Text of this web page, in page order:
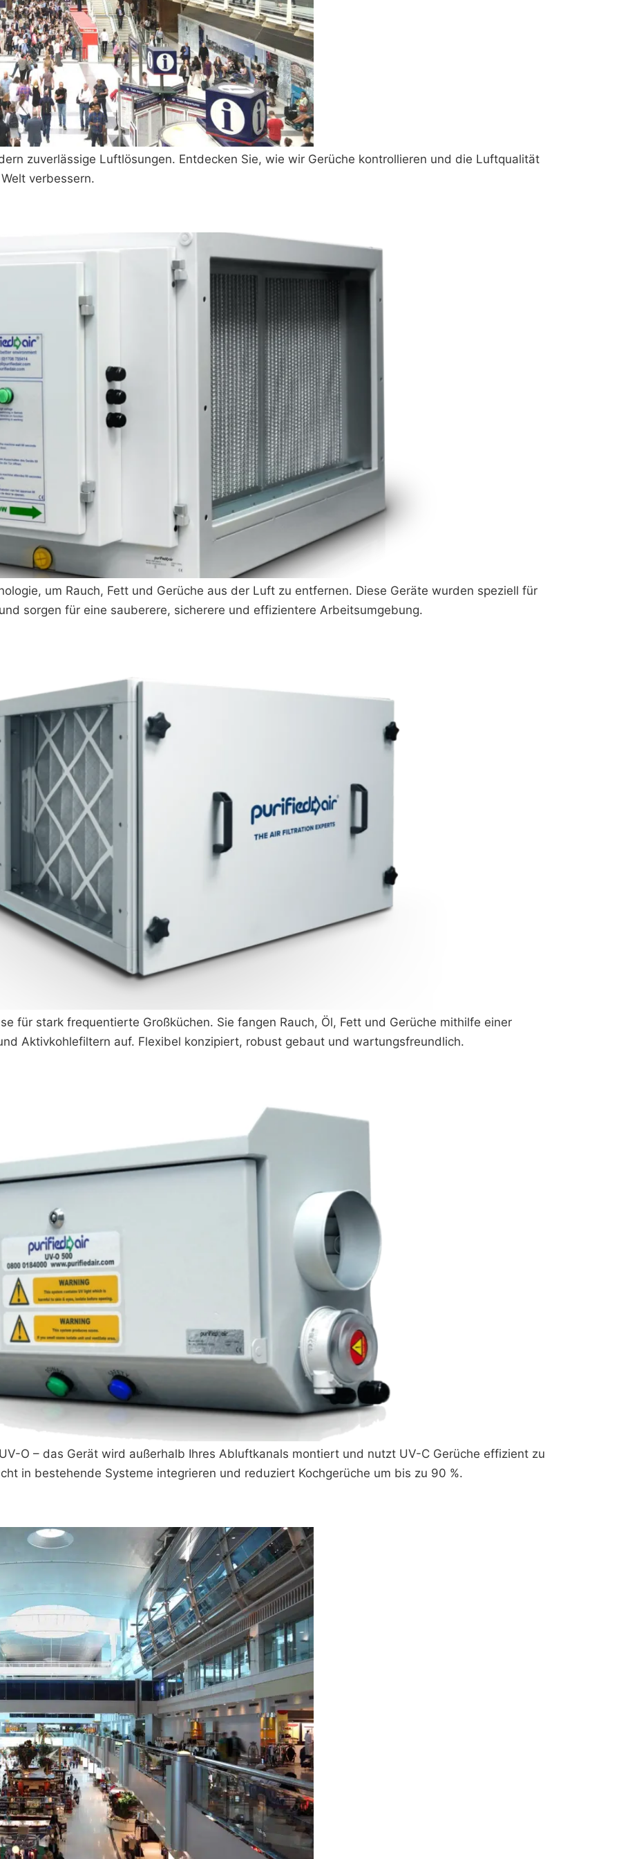
zuverlässige Luftlösungen. Entdecken Sie, wie wir Gerüche kontrollieren und die Luftqualität
verbessern.
um Rauch, Fett und Gerüche aus der Luft zu entfernen. Diese Geräte wurden speziell für
sorgen für eine sauberere, sicherere und effizientere Arbeitsumgebung.
für stark frequentierte Großküchen. Sie fangen Rauch, Öl, Fett und Gerüche mithilfe einer
Aktivkohlefiltern auf. Flexibel konzipiert, robust gebaut und wartungsfreundlich.
O – das Gerät wird außerhalb Ihres Abluftkanals montiert und nutzt UV-C Gerüche effizient zu
in bestehende Systeme integrieren und reduziert Kochgerüche um bis zu 90 %.